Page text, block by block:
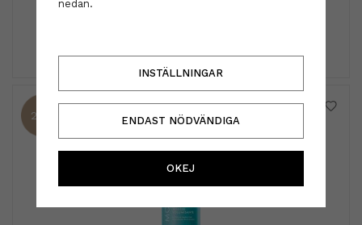
25%
nedan.
INSTÄLLNINGAR
ENDAST NÖDVÄNDIGA
OKEJ